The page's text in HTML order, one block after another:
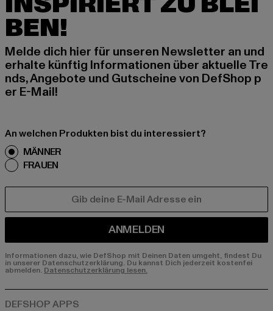
BEN!
Melde dich hier für unseren Newsletter an und
erhalte künftig Informationen über aktuelle Tre
nds, Angebote und Gutscheine von DefShop p
er E-Mail!
An welchen Produkten bist du interessiert?
MÄNNER
FRAUEN
ANMELDEN
Informationen dazu, wie DefShop mit Deinen Daten umgeht, findest Du
in unserer Datenschutzerklärung. Du kannst Dich jederzeit kostenfei
abmelden. Datenschutzerklärung lesen.